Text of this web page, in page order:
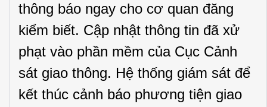
thông báo ngay cho cơ quan đăng
kiểm biết. Cập nhật thông tin đã xử
phạt vào phần mềm của Cục Cảnh
sát giao thông. Hệ thống giám sát để
kết thúc cảnh báo phương tiện giao